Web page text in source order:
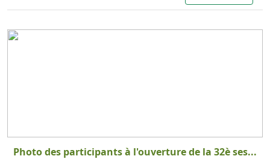
Photo des participants à l'ouverture de la 32è ses...